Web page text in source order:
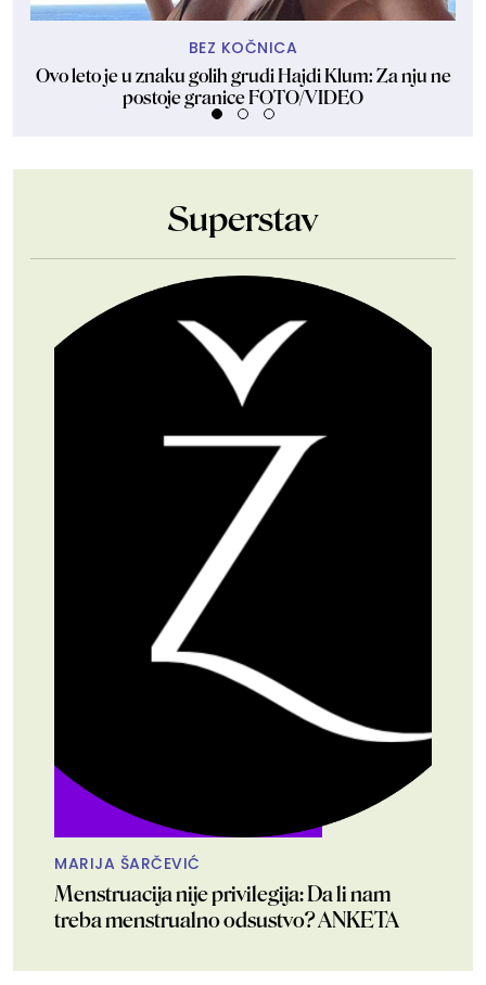
BEZ KOČNICA
Ovo leto je u znaku golih grudi Hajdi Klum: Za nju ne
postoje granice FOTO/VIDEO
Superstav
MARIJA ŠARČEVIĆ
Menstruacija nije privilegija: Da li nam
treba menstrualno odsustvo? ANKETA